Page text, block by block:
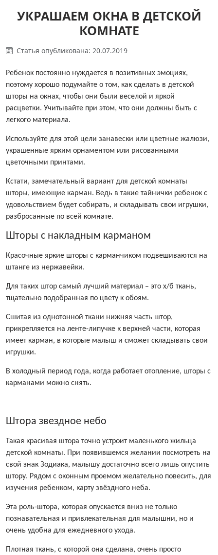
УКРАШАЕМ ОКНА В ДЕТСКОЙ
КОМНАТЕ
Статья опубликована: 20.07.2019
Ребенок постоянно нуждается в позитивных эмоциях,
поэтому хорошо подумайте о том, как сделать в детской
шторы на окнах, чтобы они были веселой и яркой
расцветки. Учитывайте при этом, что они должны быть с
легкого материала.
Используйте для этой цели занавески или цветные жалюзи,
украшенные ярким орнаментом или рисованными
цветочными принтами.
Кстати, замечательный вариант для детской комнаты
шторы, имеющие карман. Ведь в такие тайнички ребенок с
удовольствием будет собирать, и складывать свои игрушки,
разбросанные по всей комнате.
Шторы с накладным карманом
Красочные яркие шторы с карманчиком подвешиваются на
штанге из нержавейки.
Для таких штор самый лучший материал – это х/б ткань,
тщательно подобранная по цвету к обоям.
Сшитая из однотонной ткани нижняя часть штор,
прикрепляется на ленте-липучке к верхней части, которая
имеет карман, в которые малыш и сможет складывать свои
игрушки.
В холодный период года, когда работает отопление, шторы с
карманами можно снять.
Штора звездное небо
Такая красивая штора точно устроит маленького жильца
детской комнаты. При появившемся желании посмотреть на
свой знак Зодиака, малышу достаточно всего лишь опустить
штору. Рядом с оконным проемом желательно повесить, для
изучения ребенком, карту звёздного неба.
Эта роль-штора, которая опускается вниз не только
познавательная и привлекательная для малышни, но и
очень удобна для ежедневного ухода.
Плотная ткань, с которой она сделана, очень просто